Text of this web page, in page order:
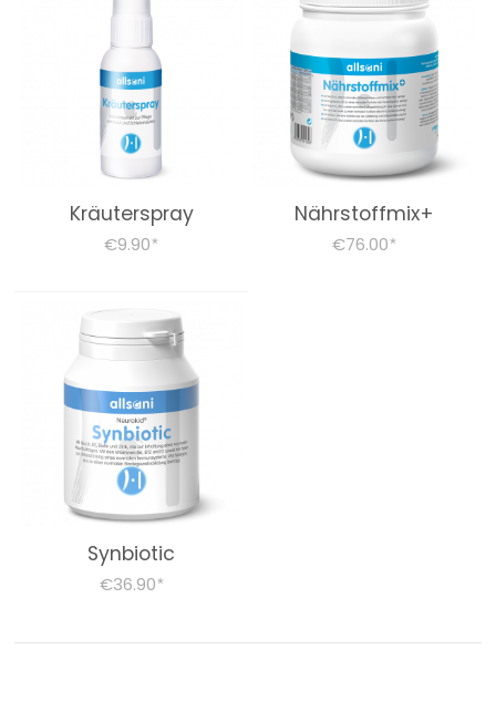
Dr. Feil Strategy
Kräuterspray
€9.90*
Nährstoffmix+
€76.00*
Synbiotic
€36.90*